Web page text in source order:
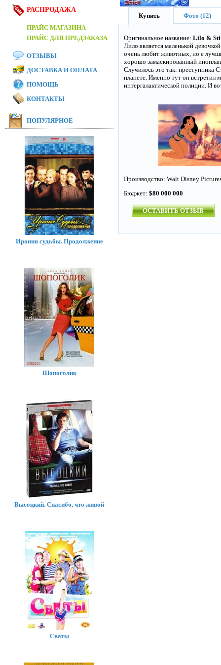
Купить Фото (12)
Оригинальное название: Lilo &
Лило является маленькой
очень любит животных, но е
хорошо замаскированный
Случилось это так: преступника
планете. Именно тут он встретил
интергалактической полиции. И
Производство: Walt Disney
Бюджет: $80 000 000
ОСТАВИТЬ ОТЗЫВ
РАСПРОДАЖА
ПРАЙС МАГАЗИНА
ПРАЙС ДЛЯ ПРЕДЗАКАЗА
ОТЗЫВЫ
ДОСТАВКА И ОПЛАТА
ПОМОЩЬ
КОНТАКТЫ
ПОПУЛЯРНОЕ
Ирония судьбы. Продолжение
Шопоголик
Высоцкий. Спасибо, что живой
Сваты